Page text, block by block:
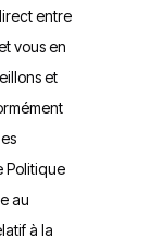
entre
vous en
et
Politique
au
à la